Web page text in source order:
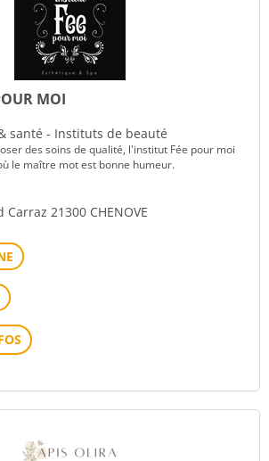
MOI
santé - Instituts de beauté
des soins de qualité, l'institut Fée pour moi
le maître mot est bonne humeur.
21300 CHENOVE